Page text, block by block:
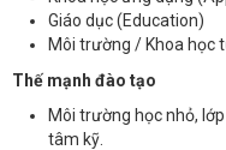
Giáo dục (Education)
Môi trường / Khoa học
Thế mạnh đào tạo
Môi trường học nhỏ,
tâm kỹ.